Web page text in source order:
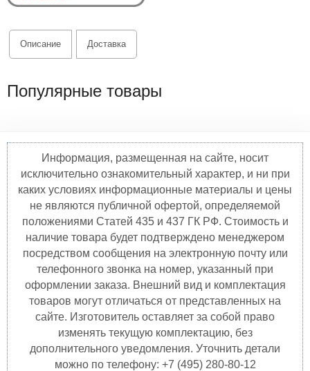
Описание Доставка
Популярные товары
Информация, размещенная на сайте, носит
исключительно ознакомительный характер, и ни при
каких условиях информационные материалы и цены
не являются публичной офертой, определяемой
положениями Статей 435 и 437 ГК РФ. Стоимость и
наличие товара будет подтверждено менеджером
посредством сообщения на электронную почту или
телефонного звонка на номер, указанный при
оформлении заказа. Внешний вид и комплектация
товаров могут отличаться от представленных на
сайте. Изготовитель оставляет за собой право
изменять текущую комплектацию, без
дополнительного уведомления. Уточнить детали
можно по телефону: +7 (495) 280-80-12